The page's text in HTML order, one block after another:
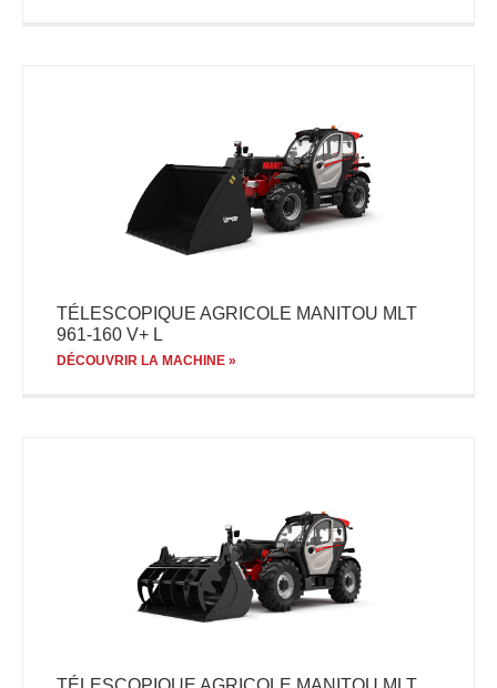
TÉLESCOPIQUE AGRICOLE MANITOU MLT
961-160 V+ L
DÉCOUVRIR LA MACHINE »